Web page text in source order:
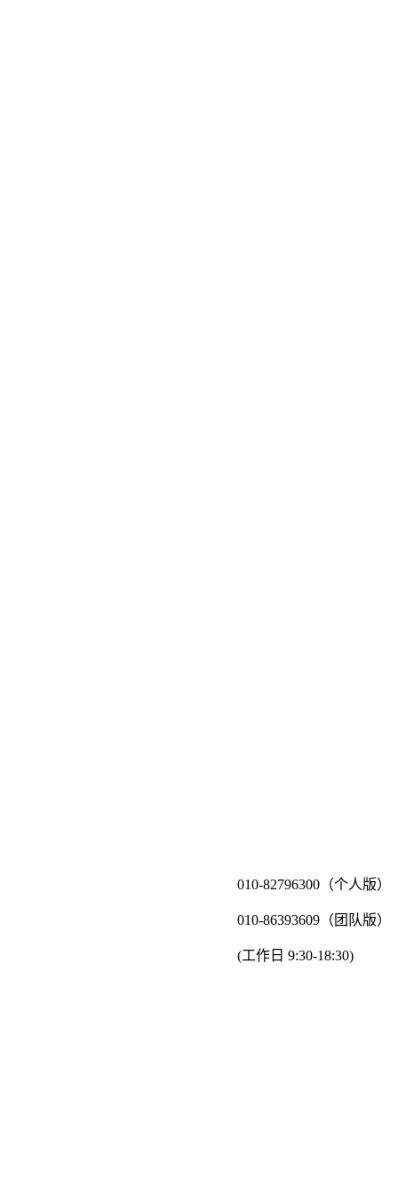
010-82796300（个人版）
010-86393609（团队版）
(工作日 9:30-18:30)